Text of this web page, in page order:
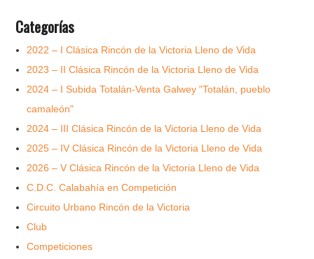
Categorías
2022 – I Clásica Rincón de la Victoria Lleno de Vida
2023 – II Clásica Rincón de la Victoria Lleno de Vida
2024 – I Subida Totalán-Venta Galwey "Totalán, pueblo
camaleón"
2024 – III Clásica Rincón de la Victoria Lleno de Vida
2025 – IV Clásica Rincón de la Victoria Lleno de Vida
2026 – V Clásica Rincón de la Victoria Lleno de Vida
C.D.C. Calabahía en Competición
Circuito Urbano Rincón de la Victoria
Club
Competiciones